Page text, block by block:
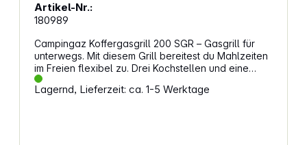
Artikel-Nr.:
180989
Campingaz Koffergasgrill 200 SGR – Gasgrill für
unterwegs. Mit diesem Grill bereitest du Mahlzeiten
im Freien flexibel zu. Drei Kochstellen und eine
separate Grillfläche geben dir die Möglichkeit,
gleichzeitig Wasser zu erhitzen, Beilagen zu
Lagernd, Lieferzeit: ca. 1-5 Werktage